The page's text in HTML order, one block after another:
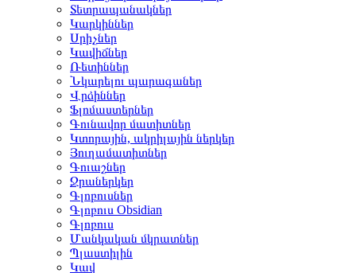
Տետրապանակներ
Կարկիններ
Սրիչներ
Կավիճներ
Ռետիններ
Նկարելու պարագաներ
Վրձիններ
Ֆլոմաստերներ
Գունավոր մատիտներ
Կտորային, ակրիլային ներկեր
Յուղամատիտներ
Գուաշներ
Ջրաներկեր
Գլոբուսներ
Գլոբուս Obsidian
Գլոբուս
Մանկական մկրատներ
Պլաստիլին
Կավ